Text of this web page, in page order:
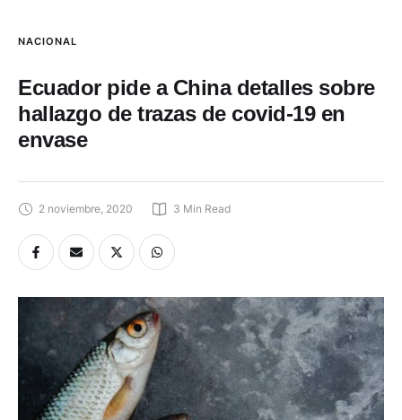
NACIONAL
Ecuador pide a China detalles sobre
hallazgo de trazas de covid-19 en
envase
2 noviembre, 2020 3 Min Read